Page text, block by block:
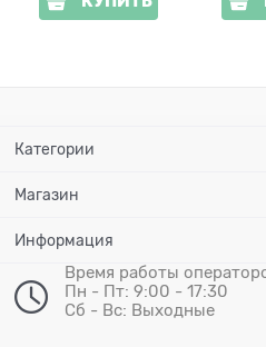
Категории
Магазин
Информация
Время работы
Пн - Пт: 9:00 - 17:30
Сб - Вс: Выходные